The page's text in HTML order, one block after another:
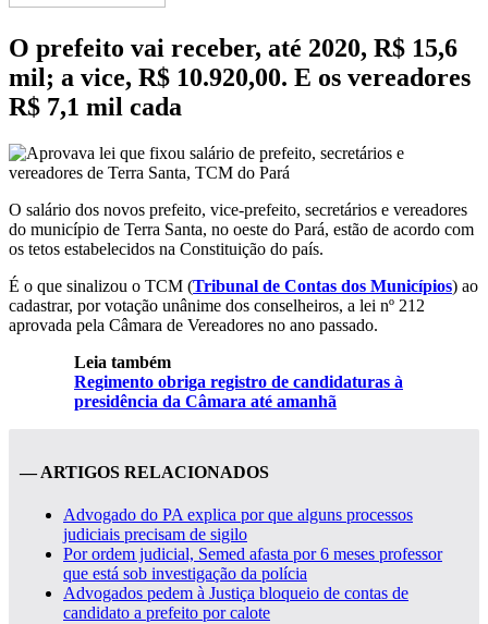
O prefeito vai receber, até 2020, R$ 15,6
mil; a vice, R$ 10.920,00. E os vereadores
R$ 7,1 mil cada
O salário dos novos prefeito, vice-prefeito, secretários e vereadores
do município de Terra Santa, no oeste do Pará, estão de acordo com
os tetos estabelecidos na Constituição do país.
É o que sinalizou o TCM (Tribunal de Contas dos Municípios) ao
cadastrar, por votação unânime dos conselheiros, a lei nº 212
aprovada pela Câmara de Vereadores no ano passado.
Leia também
Regimento obriga registro de candidaturas à
presidência da Câmara até amanhã
— ARTIGOS RELACIONADOS
Advogado do PA explica por que alguns processos
judiciais precisam de sigilo
Por ordem judicial, Semed afasta por 6 meses professor
que está sob investigação da polícia
Advogados pedem à Justiça bloqueio de contas de
candidato a prefeito por calote